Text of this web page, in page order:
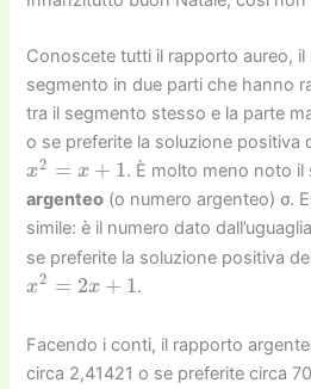
Conoscete tutti il rapporto aureo,
segmento in due parti che hanno
tra il segmento stesso e la parte
o se preferite la soluzione positiva
2 x
. È molto meno noto il
argenteo (o numero argenteo) σ.
simile: è il numero dato
se preferite la soluzione positiva
x2=2x+1
.
Facendo i conti, il rapporto
circa 2,41421 o se preferite circa